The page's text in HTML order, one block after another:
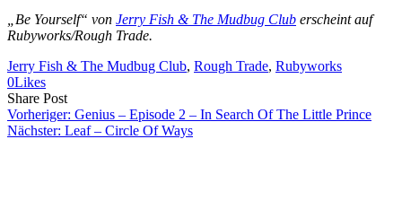
„Be Yourself“ von Jerry Fish & The Mudbug Club erscheint auf
Rubyworks/Rough Trade.
Jerry Fish & The Mudbug Club, Rough Trade, Rubyworks
0Likes
Share PostShare
on
Facebook
Copy
URL
to
Send
Link
via
Vorheriger: Genius – Episode 2 – In Search Of The Little Prince
Nächster: Leaf – Circle Of Ways